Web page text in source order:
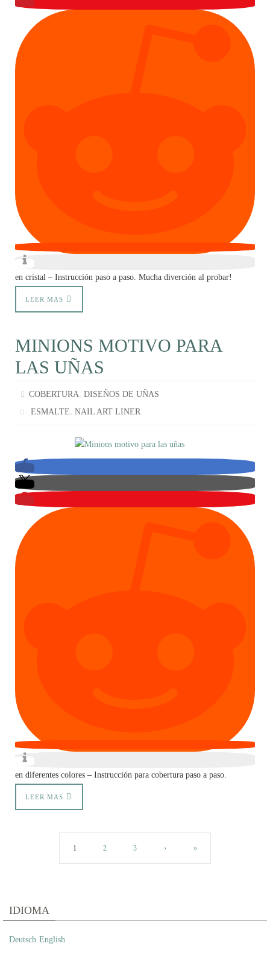
en cristal – Instrucción paso a paso. Mucha diverción al probar!
LEER MAS
MINIONS MOTIVO PARA
LAS UÑAS
COBERTURA,DISEÑOS DE UÑAS
ESMALTE,NAIL ART LINER
en diferentes colores – Instrucción para cobertura paso a paso.
LEER MAS
1 2 3 › »
IDIOMA
Deutsch English